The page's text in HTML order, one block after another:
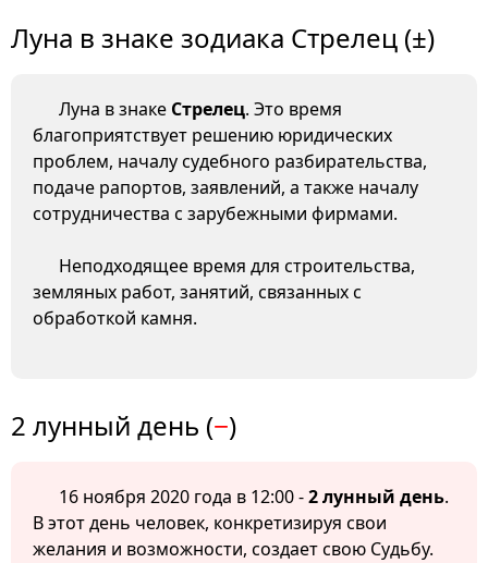
Луна в знаке зодиака Стрелец (±)
Луна в знаке Стрелец. Это время
благоприятствует решению юридических
проблем, началу судебного разбирательства,
подаче рапортов, заявлений, а также началу
сотрудничества с зарубежными фирмами.
Неподходящее время для строительства,
земляных работ, занятий, связанных с
обработкой камня.
2 лунный день (−)
16 ноября 2020 года в 12:00 -2 лунный день.
В этот день человек, конкретизируя свои
желания и возможности, создает свою Судьбу.